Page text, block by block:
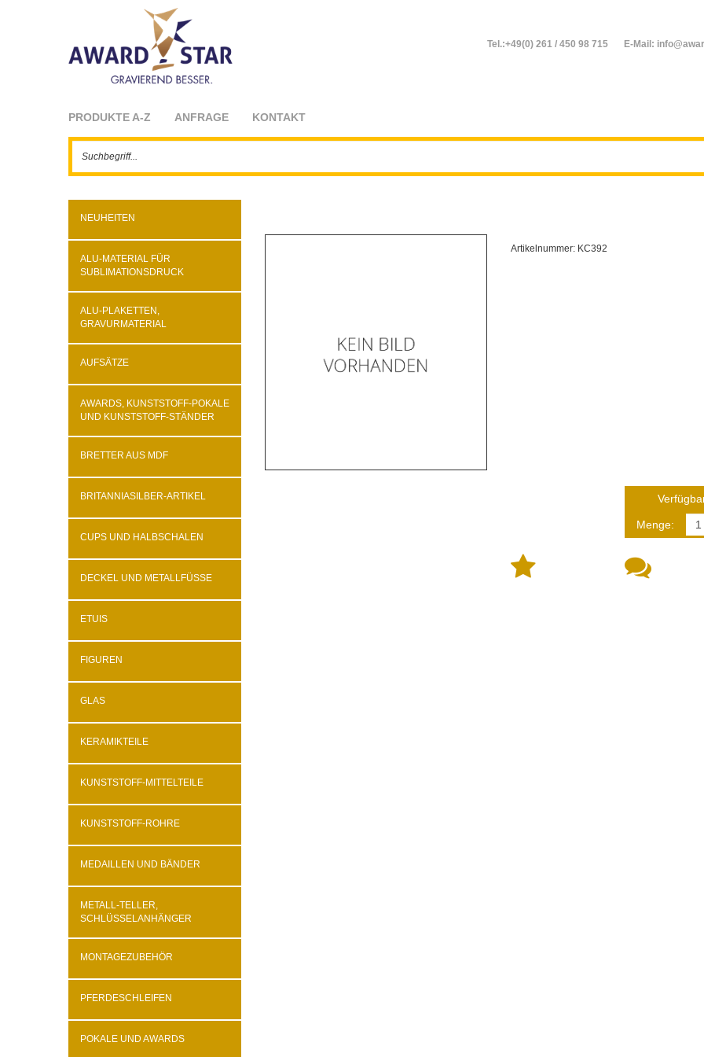
Tel.:+49(0) 261 / 450 98 715 E-Mail:
PRODUKTE A-Z ANFRAGE KONTAKT
NEUHEITEN
ALU-MATERIAL FÜR
SUBLIMATIONSDRUCK
ALU-PLAKETTEN,
GRAVURMATERIAL
AUFSÄTZE
AWARDS, KUNSTSTOFF-POKALE
UND KUNSTSTOFF-STÄNDER
BRETTER AUS MDF
BRITANNIASILBER-ARTIKEL
CUPS UND HALBSCHALEN
DECKEL UND METALLFÜSSE
ETUIS
FIGUREN
GLAS
KERAMIKTEILE
KUNSTSTOFF-MITTELTEILE
KUNSTSTOFF-ROHRE
MEDAILLEN UND BÄNDER
METALL-TELLER,
SCHLÜSSELANHÄNGER
MONTAGEZUBEHÖR
PFERDESCHLEIFEN
POKALE UND AWARDS
Artikelnummer: KC392
Menge: